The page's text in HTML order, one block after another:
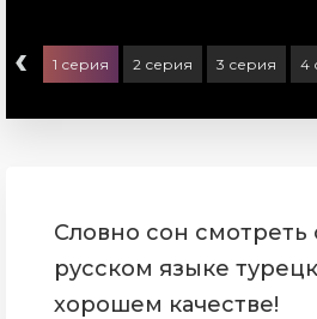
‹ 1 серия 2 серия 3 серия 4
Словно сон смотреть
русском языке
хорошем качестве!